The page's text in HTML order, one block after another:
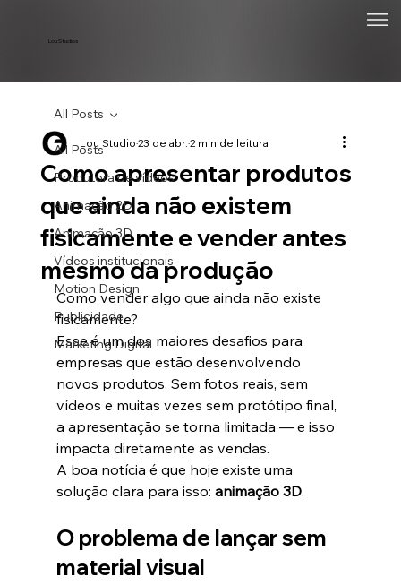
Lou Studios
All Posts
Produtora de vídeos
Animação 2D
Animação 3D
Vídeos institucionais
Motion Design
Publicidade
Marketing Digital
All Posts
Como apresentar produtos
que ainda não existem
fisicamente e vender antes
mesmo da produção
Lou Studio23 de abr.2 min de leitura
Como vender algo que ainda não existe
fisicamente?
Esse é um dos maiores desafios para
empresas que estão desenvolvendo
novos produtos. Sem fotos reais, sem
vídeos e muitas vezes sem protótipo final,
a apresentação se torna limitada — e isso
impacta diretamente as vendas.
A boa notícia é que hoje existe uma
solução clara para isso: animação 3D.
O problema de lançar sem
material visual